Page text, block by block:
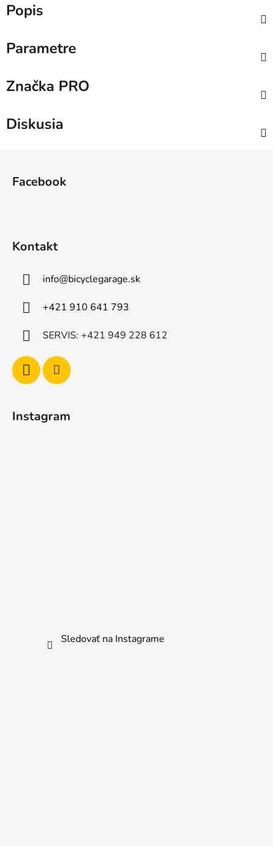
Popis
Parametre
Značka PRO
Diskusia
Facebook
Kontakt
info@bicyclegarage.sk
+421 910 641 793
SERVIS: +421 949 228 612
Instagram
Sledovať na Instagrame